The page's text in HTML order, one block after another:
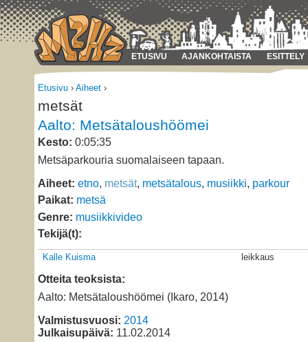
ETUSIVU AJANKOHTAISTA ESITTELY
Etusivu › Aiheet ›
metsät
Aalto: Metsätaloushöömei
Kesto: 0:05:35
Metsäparkouria suomalaiseen tapaan.
Aiheet: etno, metsät, metsätalous, musiikki, parkour
Paikat: metsä
Genre: musiikkivideo
Tekijä(t):
Kalle Kuisma leikkaus
Otteita teoksista:
Aalto: Metsätaloushöömei (Ikaro, 2014)
Valmistusvuosi: 2014
Julkaisupäivä: 11.02.2014